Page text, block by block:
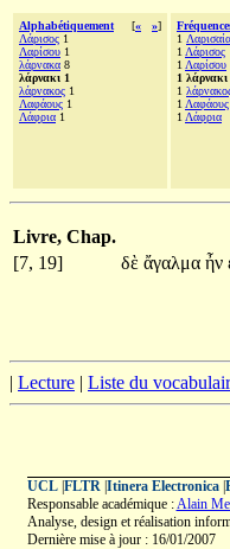
Alphabétiquement [« »]
Λάρισος 1
Λαρίσου 1
λάρνακα 8
λάρνακι 1
λάρνακος 1
Λαφάους 1
Λάφρια 1
1
1 Λάρισος
1 Λαρίσου
1 λάρνακι
1
1 Λαφάους
1 Λάφρια
Livre, Chap.
[7, 19]
δὲ ἄγαλμα ἦν
| Lecture | Liste du
UCL| FLTR| Itinera Electronica|
Responsable académique :Alain
Analyse, design et réalisation
Dernière mise à jour : 16/01/2007